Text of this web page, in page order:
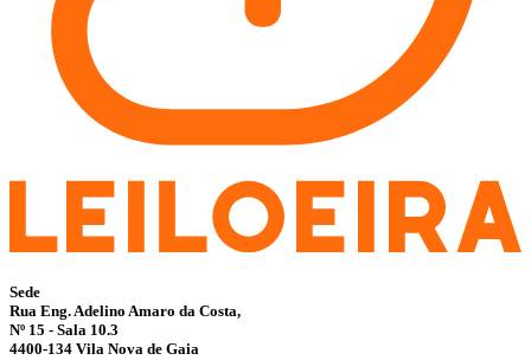
Sede
Rua Eng. Adelino Amaro da Costa,
Nº 15 - Sala 10.3
4400-134 Vila Nova de Gaia